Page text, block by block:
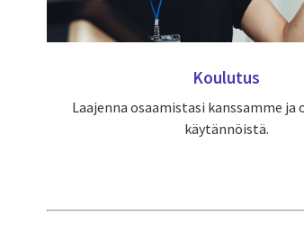
Koulutus
Laajenna osaamistasi kanssamme ja
käytännöistä.